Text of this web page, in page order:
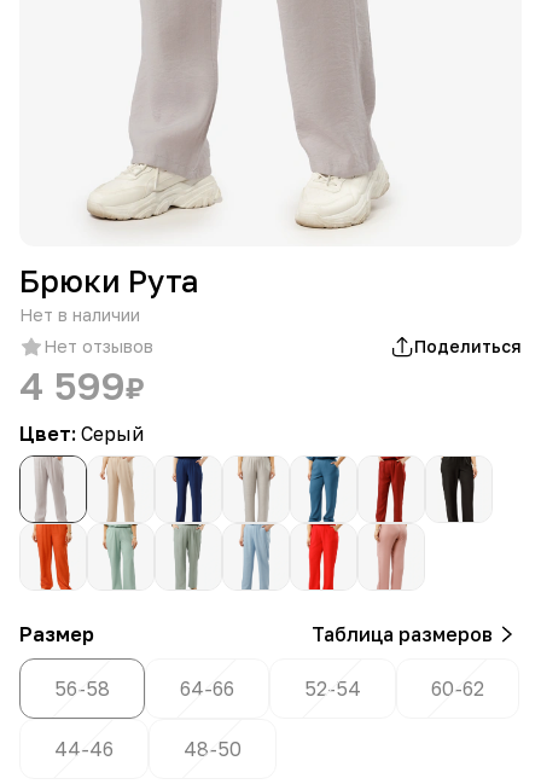
Брюки Рута
Нет в наличии
Нет отзывов
Поделиться
4 599₽
Цвет: Серый
Размер Таблица размеров
56-58 64-66 52-54 60-62
44-46 48-50